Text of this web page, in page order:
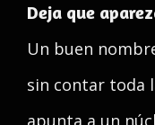
Deja que
Un buen
sin contar toda
apunta a un